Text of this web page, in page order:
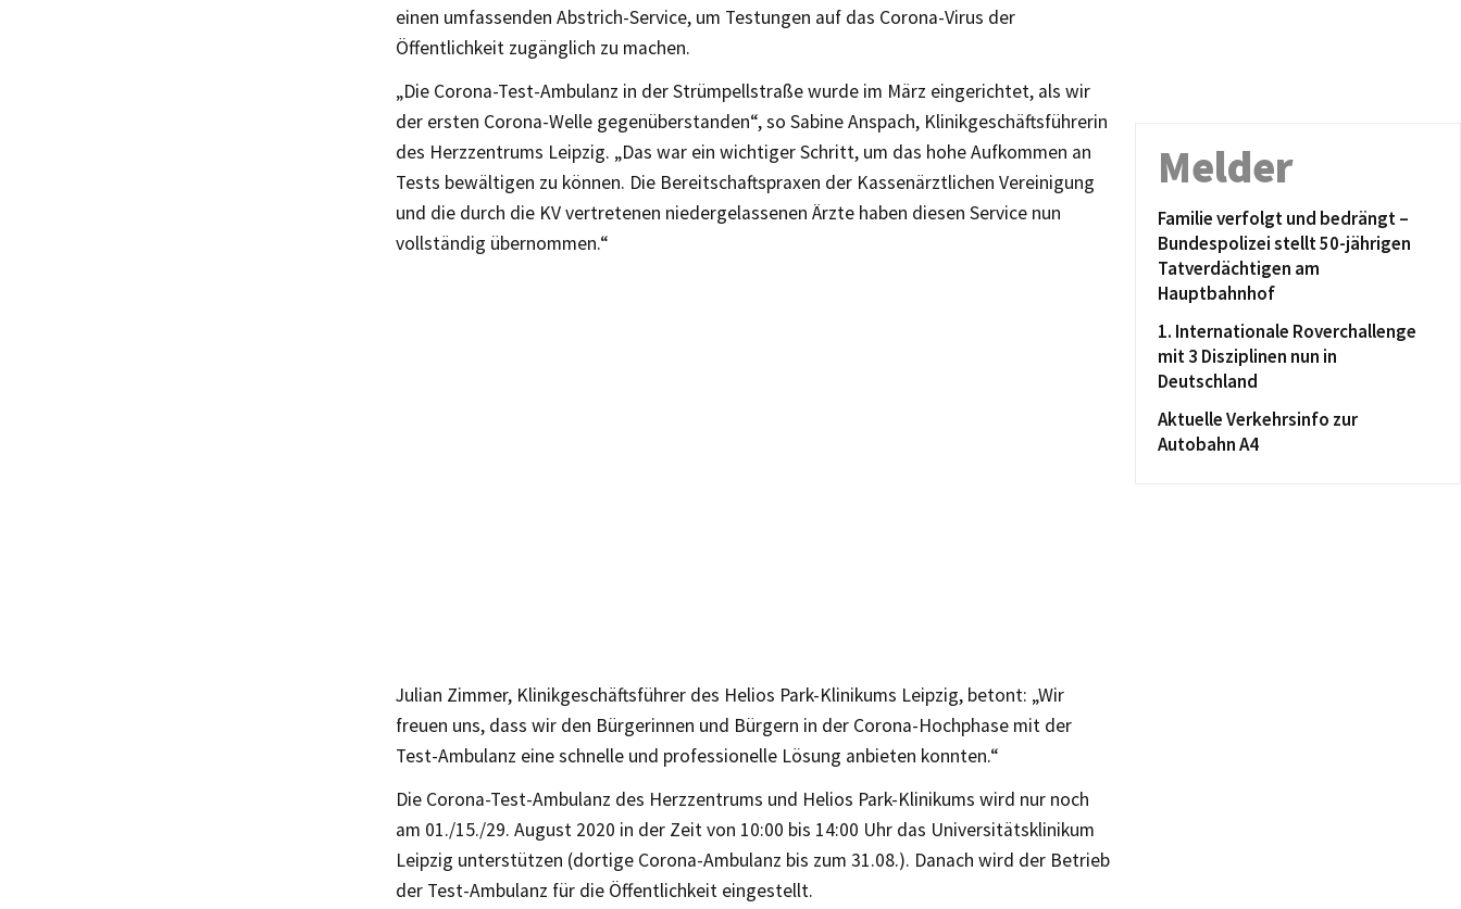
einen umfassenden Abstrich-Service, um Testungen auf das Corona-Virus der
Öffentlichkeit zugänglich zu machen.
„Die Corona-Test-Ambulanz in der Strümpellstraße wurde im März eingerichtet, als wir
der ersten Corona-Welle gegenüberstanden“, so Sabine Anspach, Klinikgeschäftsführerin
des Herzzentrums Leipzig. „Das war ein wichtiger Schritt, um das hohe Aufkommen an
Tests bewältigen zu können. Die Bereitschaftspraxen der Kassenärztlichen Vereinigung
und die durch die KV vertretenen niedergelassenen Ärzte haben diesen Service nun
vollständig übernommen.“
Julian Zimmer, Klinikgeschäftsführer des Helios Park-Klinikums Leipzig, betont: „Wir
freuen uns, dass wir den Bürgerinnen und Bürgern in der Corona-Hochphase mit der
Test-Ambulanz eine schnelle und professionelle Lösung anbieten konnten.“
Die Corona-Test-Ambulanz des Herzzentrums und Helios Park-Klinikums wird nur noch
am 01./15./29. August 2020 in der Zeit von 10:00 bis 14:00 Uhr das Universitätsklinikum
Leipzig unterstützen (dortige Corona-Ambulanz bis zum 31.08.). Danach wird der Betrieb
der Test-Ambulanz für die Öffentlichkeit eingestellt.
Melder
Familie verfolgt und bedrängt –
Bundespolizei stellt 50-jährigen
Tatverdächtigen am
Hauptbahnhof
1. Internationale Roverchallenge
mit 3 Disziplinen nun in
Deutschland
Aktuelle Verkehrsinfo zur
Autobahn A4